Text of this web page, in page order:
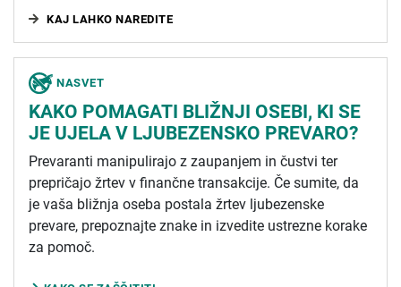
KAJ LAHKO NAREDITE
NASVET
KAKO POMAGATI BLIŽNJI OSEBI, KI SE
JE UJELA V LJUBEZENSKO PREVARO?
Prevaranti manipulirajo z zaupanjem in čustvi ter
prepričajo žrtev v finančne transakcije. Če sumite, da
je vaša bližnja oseba postala žrtev ljubezenske
prevare, prepoznajte znake in izvedite ustrezne korake
za pomoč.